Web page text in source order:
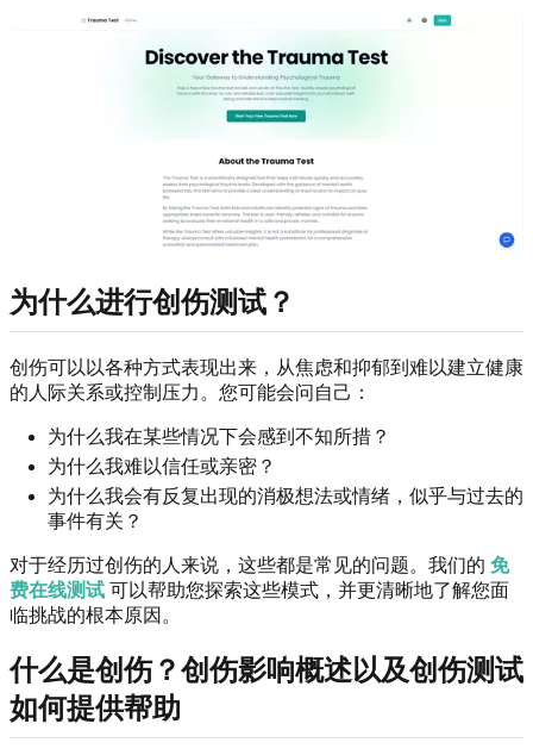
为什么进行创伤测试？
创伤可以以各种方式表现出来，从焦虑和抑郁到难以建立健康
的人际关系或控制压力。您可能会问自己：
为什么我在某些情况下会感到不知所措？
为什么我难以信任或亲密？
为什么我会有反复出现的消极想法或情绪，似乎与过去的
事件有关？
对于经历过创伤的人来说，这些都是常见的问题。我们的 免
费在线测试 可以帮助您探索这些模式，并更清晰地了解您面
临挑战的根本原因。
什么是创伤？创伤影响概述以及创伤测试
如何提供帮助